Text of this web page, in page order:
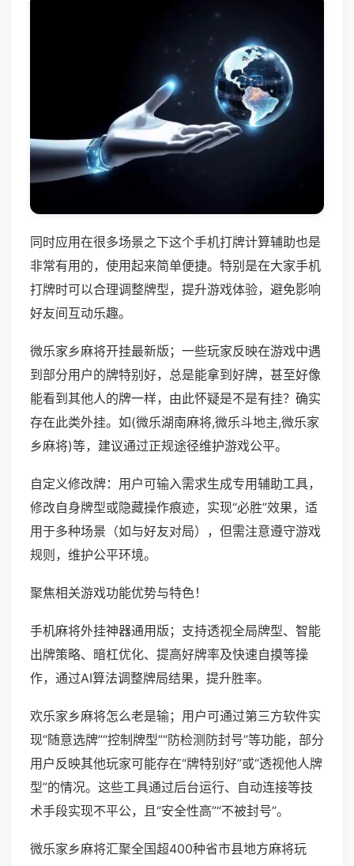
同时应用在很多场景之下这个手机打牌计算辅助也是
非常有用的，使用起来简单便捷。特别是在大家手机
打牌时可以合理调整牌型，提升游戏体验，避免影响
好友间互动乐趣。
微乐家乡麻将开挂最新版；一些玩家反映在游戏中遇
到部分用户的牌特别好，总是能拿到好牌，甚至好像
能看到其他人的牌一样，由此怀疑是不是有挂？确实
存在此类外挂。如(微乐湖南麻将,微乐斗地主,微乐家
乡麻将)等，建议通过正规途径维护游戏公平。
自定义修改牌：用户可输入需求生成专用辅助工具，
修改自身牌型或隐藏操作痕迹，实现“必胜”效果，适
用于多种场景（如与好友对局），但需注意遵守游戏
规则，维护公平环境。
聚焦相关游戏功能优势与特色！
手机麻将外挂神器通用版；支持透视全局牌型、智能
出牌策略、暗杠优化、提高好牌率及快速自摸等操
作，通过AI算法调整牌局结果，提升胜率。
欢乐家乡麻将怎么老是输；用户可通过第三方软件实
现“随意选牌”“控制牌型”“防检测防封号”等功能，部分
用户反映其他玩家可能存在“牌特别好”或“透视他人牌
型”的情况。这些工具通过后台运行、自动连接等技
术手段实现不平公，且“安全性高”“不被封号”。
微乐家乡麻将汇聚全国超400种省市县地方麻将玩